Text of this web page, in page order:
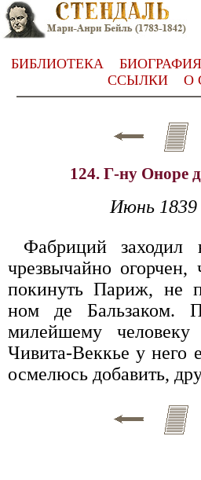
БИБЛИОТЕКА БИОГРАФИЯ
ССЫЛКИ
О
124. Г-ну Оноре
Июнь 1839
Фабриций заходил
чрезвычайно огорчен,
покинуть Париж, не
ном де Бальзаком.
милейшему
Чивита-Веккье у него
осмелюсь добавить,